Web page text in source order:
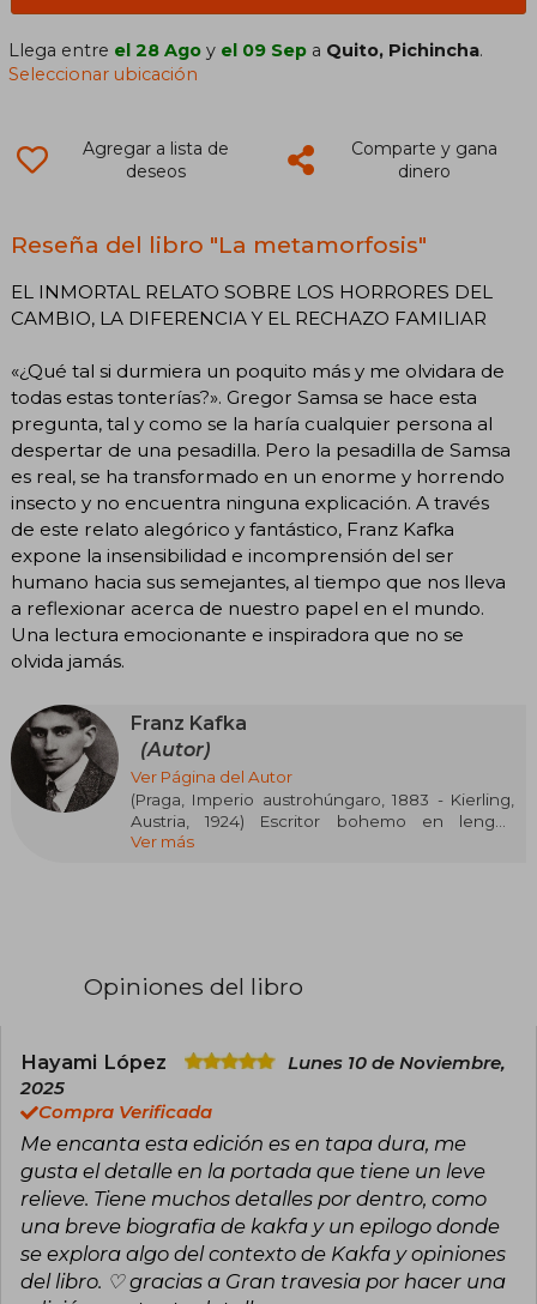
Llega entre el 28 Ago y el 09 Sep a Quito, Pichincha.
Seleccionar ubicación
Agregar a lista de
deseos
Comparte y gana
dinero
Reseña del libro "La metamorfosis"
EL INMORTAL RELATO SOBRE LOS HORRORES DEL
CAMBIO, LA DIFERENCIA Y EL RECHAZO FAMILIAR
«¿Qué tal si durmiera un poquito más y me olvidara de
todas estas tonterías?». Gregor Samsa se hace esta
pregunta, tal y como se la haría cualquier persona al
despertar de una pesadilla. Pero la pesadilla de Samsa
es real, se ha transformado en un enorme y horrendo
insecto y no encuentra ninguna explicación. A través
de este relato alegórico y fantástico, Franz Kafka
expone la insensibilidad e incomprensión del ser
humano hacia sus semejantes, al tiempo que nos lleva
a reflexionar acerca de nuestro papel en el mundo.
Una lectura emocionante e inspiradora que no se
olvida jamás.
Franz Kafka
(Autor)
Ver Página del Autor
(Praga, Imperio austrohúngaro, 1883 - Kierling,
Austria, 1924) Escritor bohemo en lengua
alemana. Su obra, de las más influyentes de la
espirituales. Escribió novelas insignes y gran
autobiográficos. Su peculiar estilo literario ha
artística del existencialismo y el expresionismo.
Sus relaciones personales también tuvieron
gran impacto en su escritura. El término kafkiano
se usa en español para describir situaciones
insólitas, por lo absurdas y angustiosas.
Ver más
Opiniones del libro
Hayami López
Lunes 10 de Noviembre,
2025
Compra Verificada
Me encanta esta edición es en tapa dura, me
gusta el detalle en la portada que tiene un leve
relieve. Tiene muchos detalles por dentro, como
una breve biografia de kakfa y un epilogo donde
se explora algo del contexto de Kakfa y opiniones
del libro. ♡ gracias a Gran travesia por hacer una